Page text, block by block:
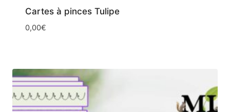
Cartes à pinces Tulipe
0,00€